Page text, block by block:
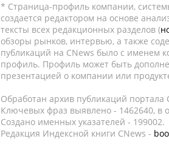
* Страница-профиль компании,
создается редактором на основе
тексты всех редакционных разделов (
обзоры рынков, интервью, а также
публикаций на CNews было с именем
профиль. Профиль может быть
презентацией о компании или
Обработан архив публикаций портала
Ключевых фраз выявлено - 1462640, в
Создано именных указателей - 199002.
Редакция Индексной книги CNews -